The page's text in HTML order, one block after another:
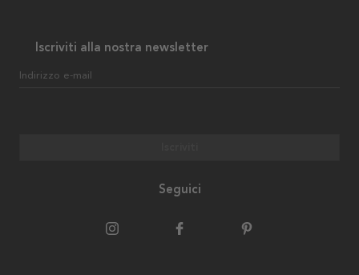
Iscriviti alla nostra newsletter
Indirizzo e-mail
Seguici